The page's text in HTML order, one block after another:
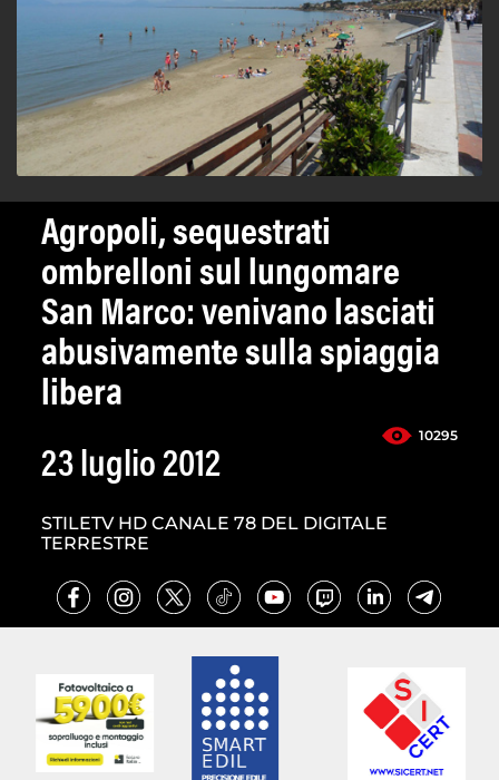
Agropoli, sequestrati
ombrelloni sul lungomare
San Marco: venivano lasciati
abusivamente sulla spiaggia
libera
10295
23 luglio 2012
STILETV HD CANALE 78 DEL DIGITALE
TERRESTRE